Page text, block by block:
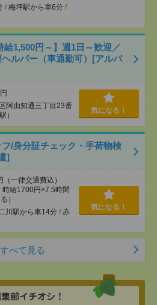
/ 梅坪駅から車6分 /
給1,500円～】週1日～歓迎／
ルパー（車通勤可）[アルバ
阿由知通三丁目23番
）
気になる！
/身分証チェック・手荷物検
]
一律交通費込）
給1700円×7.5時間
）
川駅から車14分 / 赤
気になる！
すべて見る